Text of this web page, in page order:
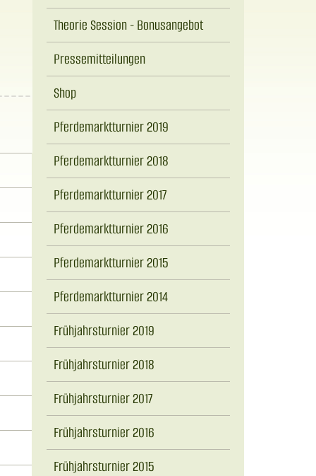
Theorie Session - Bonusangebot
Pressemitteilungen
Shop
Pferdemarktturnier 2019
Pferdemarktturnier 2018
Pferdemarktturnier 2017
Pferdemarktturnier 2016
Pferdemarktturnier 2015
Pferdemarktturnier 2014
Frühjahrsturnier 2019
Frühjahrsturnier 2018
Frühjahrsturnier 2017
Frühjahrsturnier 2016
Frühjahrsturnier 2015